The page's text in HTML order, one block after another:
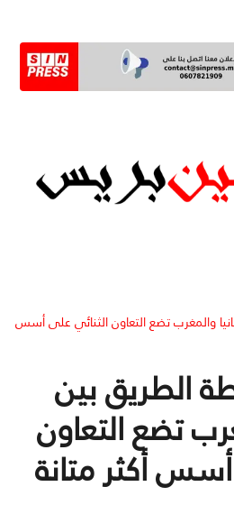
والمغرب تضع التعاون الثنائي على أسس
الطريق بين
تضع التعاون
أكثر متانة